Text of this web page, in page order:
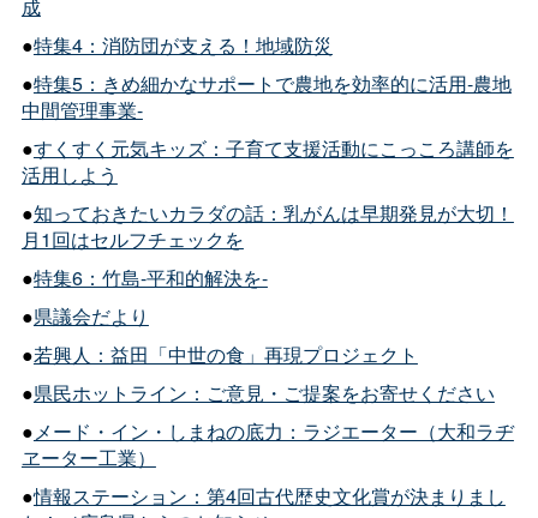
成
●特集4：消防団が支える！地域防災
●特集5：きめ細かなサポートで農地を効率的に活用-農地
中間管理事業-
●すくすく元気キッズ：子育て支援活動にこっころ講師を
活用しよう
●知っておきたいカラダの話：乳がんは早期発見が大切！
月1回はセルフチェックを
●特集6：竹島-平和的解決を-
●県議会だより
●若興人：益田「中世の食」再現プロジェクト
●県民ホットライン：ご意見・ご提案をお寄せください
●メード・イン・しまねの底力：ラジエーター（大和ラヂ
ヱーター工業）
●情報ステーション：第4回古代歴史文化賞が決まりまし